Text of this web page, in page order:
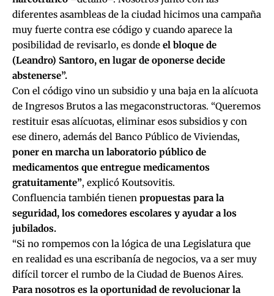
diferentes asambleas de la ciudad hicimos una campaña
muy fuerte contra ese código y cuando aparece la
posibilidad de revisarlo, es donde el bloque de
(Leandro) Santoro, en lugar de oponerse decide
abstenerse”.
Con el código vino un subsidio y una baja en la alícuota
de Ingresos Brutos a las megaconstructoras. “Queremos
restituir esas alícuotas, eliminar esos subsidios y con
ese dinero, además del Banco Público de Viviendas,
poner en marcha un laboratorio público de
medicamentos que entregue medicamentos
gratuitamente”, explicó Koutsovitis.
Confluencia también tienen propuestas para la
seguridad, los comedores escolares y ayudar a los
jubilados.
“Si no rompemos con la lógica de una Legislatura que
en realidad es una escribanía de negocios, va a ser muy
difícil torcer el rumbo de la Ciudad de Buenos Aires.
Para nosotros es la oportunidad de revolucionar la